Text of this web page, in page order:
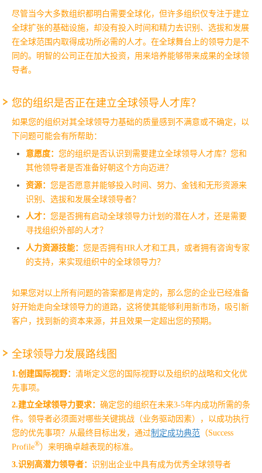
尽管当今大多数组织都明白需要全球化，但许多组织仅专注于建立
全球扩张的基础设施，却没有投入时间和精力去识别、选拔和发展
在全球范围内取得成功所必需的人才。在全球舞台上的领导力是不
同的。明智的公司正在加大投资，用来培养能够带来成果的全球领
导者。
您的组织是否正在建立全球领导人才库？
如果您的组织对其全球领导力基础的质量感到不满意或不确定，以
下问题可能会有所帮助：
意愿度： 您的组织是否认识到需要建立全球领导人才库？您和
其他领导者是否准备好朝这个方向迈进？
资源： 您是否愿意并能够投入时间、努力、金钱和无形资源来
识别、选拔和发展全球领导者？
人才： 您是否拥有启动全球领导力计划的潜在人才，还是需要
寻找组织外部的人才？
人力资源技能： 您是否拥有HR人才和工具，或者拥有咨询专家
的支持，来实现组织中的全球领导力？
如果您对以上所有问题的答案都是肯定的，那么您的企业已经准备
好开始走向全球领导力的道路，这将使其能够利用新市场，吸引新
客户，找到新的资本来源，并且效果一定超出您的预期。
全球领导力发展路线图
1.创建国际视野： 清晰定义您的国际视野以及组织的战略和文化优
先事项。
2.建立全球领导力要求： 确定您的组织在未来3-5年内成功所需的条
件。领导者必须面对哪些关键挑战（业务驱动因素），以成功执行
您的优先事项？从最终目标出发，通过制定成功典范 （Success
Profile®）来明确卓越表现的标准。
3.识别高潜力领导者： 识别出企业中具有成为优秀全球领导者